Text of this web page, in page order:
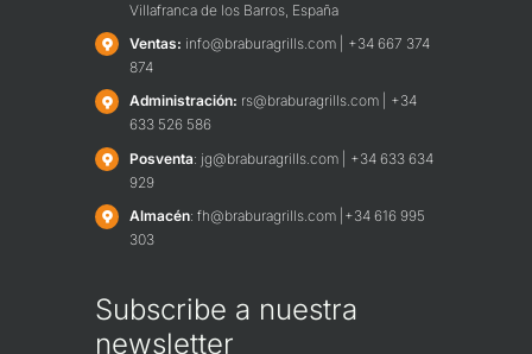
Villafranca de los Barros, España
Ventas: info@braburagrills.com | +34 667 374
874
Administración: rs@braburagrills.com | +34
633 526 586
Posventa: jg@braburagrills.com | +34 633 634
929
Almacén: fh@braburagrills.com |+34 616 995
303
Subscribe a nuestra
newsletter